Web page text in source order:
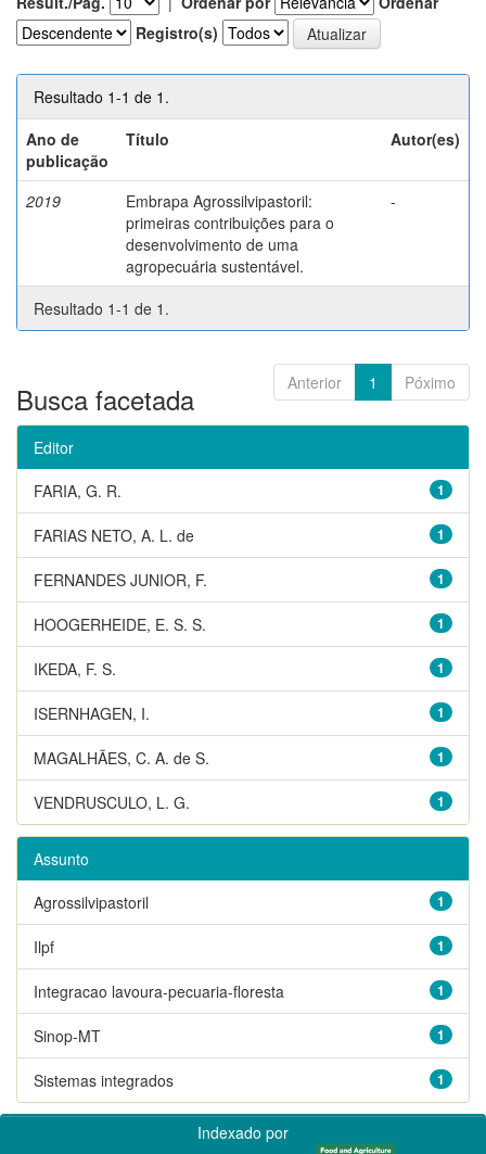
Registro(s)
Resultado 1-1 de 1.
Ano de
publicação
Título Autor(es)
2019
Embrapa Agrossilvipastoril:
primeiras contribuições para o
desenvolvimento de uma
agropecuária sustentável.
-
Resultado 1-1 de 1.
Anterior 1 Póximo
Busca facetada
Editor
1
FARIA, G. R.
1
FARIAS NETO, A. L. de
1
FERNANDES JUNIOR, F.
1
HOOGERHEIDE, E. S. S.
1
IKEDA, F. S.
1
ISERNHAGEN, I.
1
MAGALHÃES, C. A. de S.
1
VENDRUSCULO, L. G.
Assunto
1
Agrossilvipastoril
1
Ilpf
1
Integracao lavoura-pecuaria-floresta
1
Sinop-MT
1
Sistemas integrados
Indexado por